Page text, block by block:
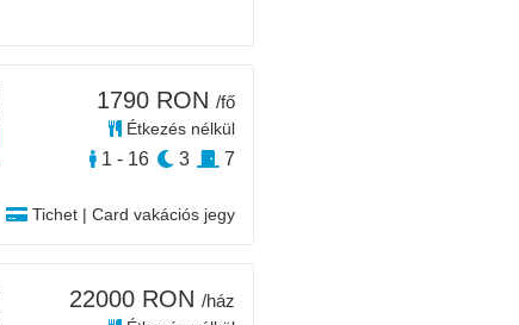
Tichet | Card vakációs jegy
1790 RON /fő
Étkezés nélkül
1 - 16 3 7
22000 RON /ház